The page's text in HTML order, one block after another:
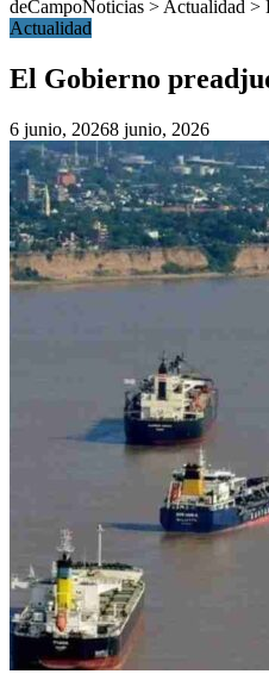
deCampoNoticias > Actualidad >
Actualidad
El Gobierno
6 junio, 20268 junio, 2026